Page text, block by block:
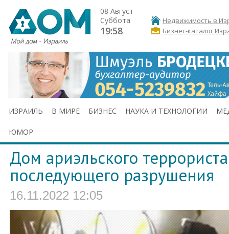
08 Август
Суббота
19:58
Недвижимость в
Бизнес-каталог
ИЗРАИЛЬ В МИРЕ БИЗНЕС НАУКА И ТЕХНОЛОГИИ
ЮМОР
Дом ариэльского
последующего разрушения
16.11.2022 12:05